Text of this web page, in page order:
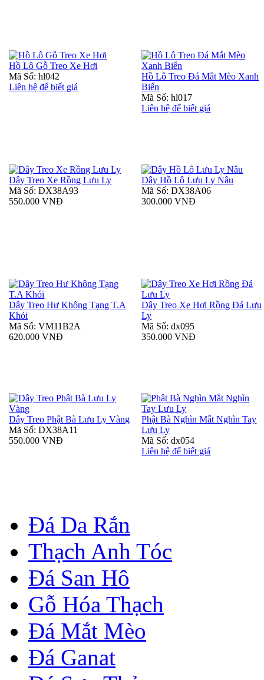
Hồ Lô Gỗ Treo Xe Hơi
Mã Số: hl042
Liên hệ để biết giá
Hồ Lô Treo Đá Mắt Mèo Xanh
Biển
Mã Số: hl017
Liên hệ để biết giá
Dây Treo Xe Rồng Lưu Ly
Mã Số: DX38A93
550.000 VNĐ
Dây Hồ Lô Lưu Ly Nâu
Mã Số: DX38A06
300.000 VNĐ
Dây Treo Hư Không Tạng T.A
Khói
Mã Số: VM11B2A
620.000 VNĐ
Dây Treo Xe Hơi Rồng Đá Lưu
Ly
Mã Số: dx095
350.000 VNĐ
Dây Treo Phật Bà Lưu Ly Vàng
Mã Số: DX38A11
550.000 VNĐ
Phật Bà Nghìn Mắt Nghìn Tay
Lưu Ly
Mã Số: dx054
Liên hệ để biết giá
Đá Da Rắn
Thạch Anh Tóc
Đá San Hô
Gỗ Hóa Thạch
Đá Mắt Mèo
Đá Ganat